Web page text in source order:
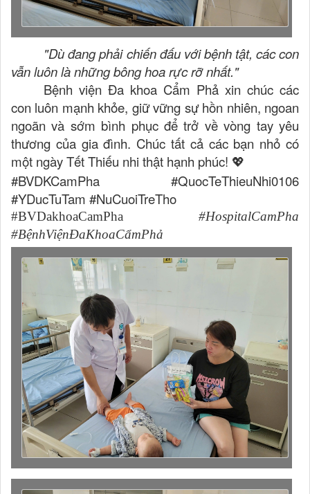
"Dù đang phải chiến đấu với bệnh tật, các con
vẫn luôn là những bông hoa rực rỡ nhất."
Bệnh viện Đa khoa Cẩm Phả xin chúc các
con luôn mạnh khỏe, giữ vững sự hồn nhiên, ngoan
ngoãn và sớm bình phục để trở về vòng tay yêu
thương của gia đình. Chúc tất cả các bạn nhỏ có
một ngày Tết Thiếu nhi thật hạnh phúc! 💖
#BVDKCamPha #QuocTeThieuNhi0106
#YDucTuTam #NuCuoiTreTho
#BVDakhoaCamPha #HospitalCamPha
#BệnhViệnĐaKhoaCẩmPhả